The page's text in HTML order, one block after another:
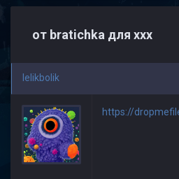
от bratichka для ххх
lelikbolik
https://